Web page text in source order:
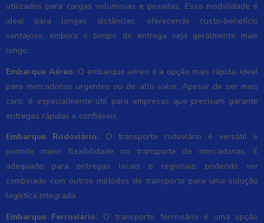
utilizados para cargas volumosas e pesadas. Essa modalidade é
ideal para longas distâncias, oferecendo custo-benefício
vantajoso, embora o tempo de entrega seja geralmente mais
longo.
Embarque Aéreo: O embarque aéreo é a opção mais rápida, ideal
para mercadorias urgentes ou de alto valor. Apesar de ser mais
caro, é especialmente útil para empresas que precisam garantir
entregas rápidas e confiáveis.
Embarque Rodoviário: O transporte rodoviário é versátil e
permite maior flexibilidade no transporte de mercadorias. É
adequado para entregas locais e regionais, podendo ser
combinado com outros métodos de transporte para uma solução
logística integrada.
Embarque Ferroviário: O transporte ferroviário é uma opção